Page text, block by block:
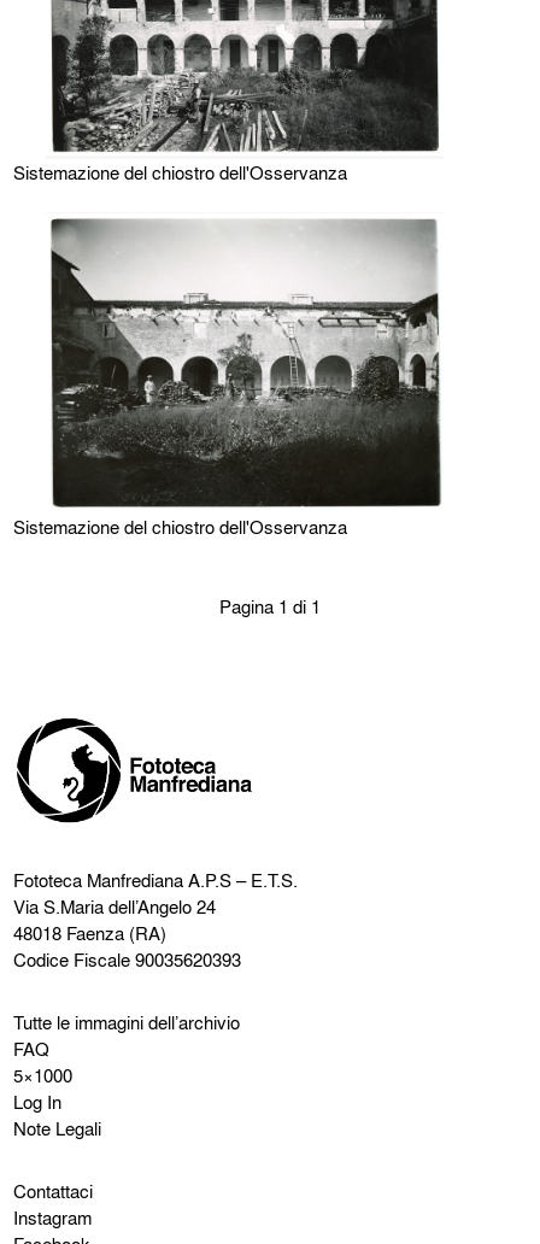
Sistemazione del chiostro dell'Osservanza
Sistemazione del chiostro dell'Osservanza
Pagina 1 di 1
Fototeca ManfredianaA.P.S – E.T.S.
Via S.Maria dell’Angelo 24
48018 Faenza (RA)
Codice Fiscale 90035620393
Tutte le immagini dell’archivio
FAQ
5×1000
Log In
Note Legali
Contattaci
Instagram